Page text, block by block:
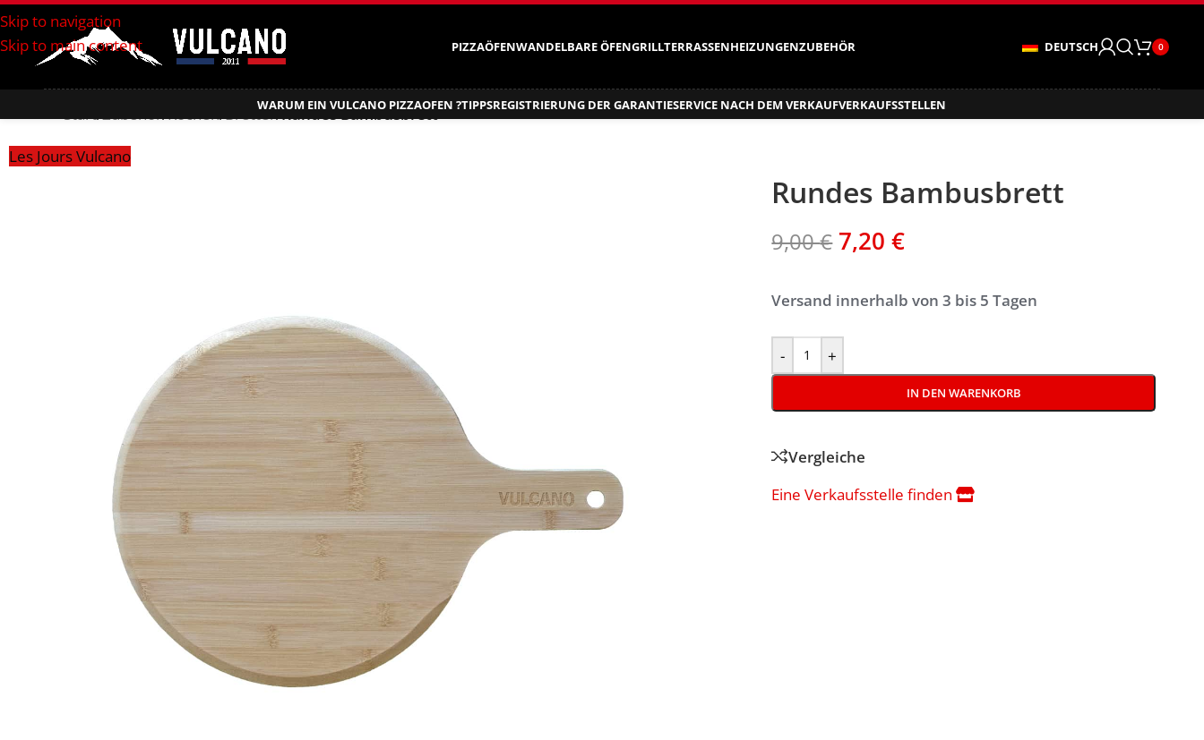
Skip to navigation
Skip to main content
PIZZAÖFENWANDELBARE ÖFENGRILLTERRASSENHEIZUNGENZUBEHÖR DEUTSCH 0
WARUM EIN VULCANO PIZZAOFEN ?TIPPSREGISTRIERUNG DER GARANTIESERVICE NACH DEM VERKAUFVERKAUFSSTELLEN
Start/Zubehör/Kochen/Bretter/Rundes Bambusbrett
Les Jours Vulcano
Rundes Bambusbrett
9,00€ 7,20€
Versand innerhalb von 3 bis 5 Tagen
- +
IN DEN WARENKORB
Vergleiche
Eine Verkaufsstelle finden